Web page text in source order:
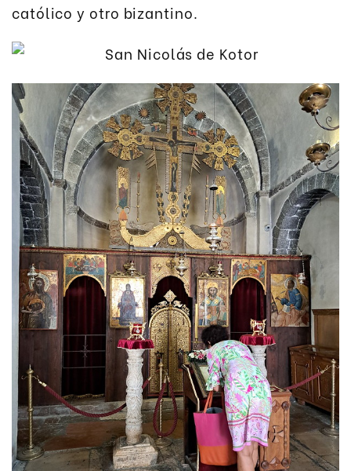
católico y otro bizantino.